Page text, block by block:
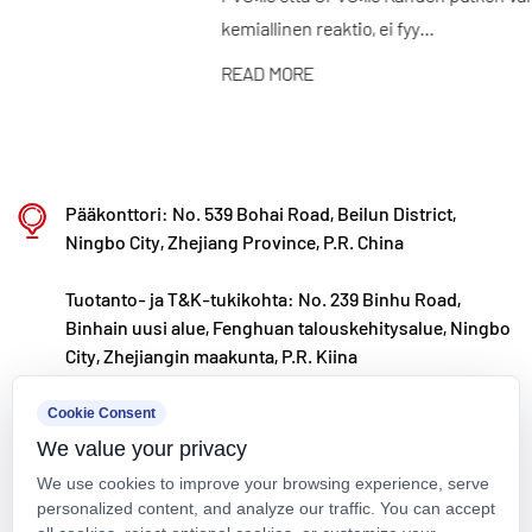
kehitystä ja hyödynnämme digitaalisia kanavia
tuodaksemme korkealaatuisia "Made in China" -
Ltd. on investoinut yhteensä 200 miljoonaa RMB:tä,
yhteistyössä yliopistojen ja tutkimuslaitosten
kanssa, rakentanut nykyaikaisen tuotantokannan ja
asentanut 8 täysin automatisoitua tuotantolinjaa
modifioiduille muoveille ja 8
polymeerimateriaaleille. Laitos on omistettu uusien
modifioitujen muovien ja polymeerimateriaalien
kemiallinen reaktio, ei fyy...
Pääkonttori: No. 539 Bohai Road, Beilun District,
Ningbo City, Zhejiang Province, P.R. China
Tuotanto- ja T&K-tukikohta: No. 239 Binhu Road,
Binhain uusi alue, Fenghuan talouskehitysalue, Ningbo
City, Zhejiangin maakunta, P.R. Kiina
kxpv@kxpv.com
+86-18067123177
Cookie Consent
We value your privacy
We use cookies to improve your browsing experience, serve
personalized content, and analyze our traffic. You can accept